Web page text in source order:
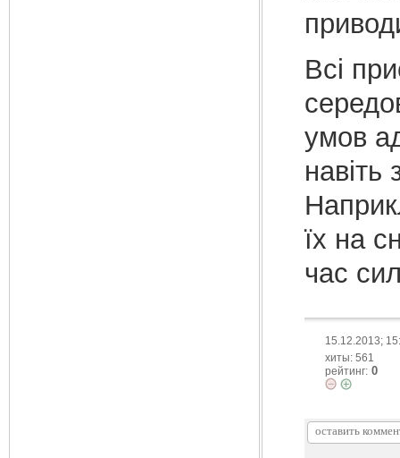
Всі
умов
їх на
час
15.12.2013;
хиты: 561
рейтинг: 0